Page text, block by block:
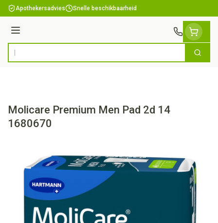
Ga naar de inhoud
Apothekersadvies Snelle beschikbaarheid
Menu
Product, merk, categorie... Zoek
Molicare Premium Men Pad 2d 14
1680670